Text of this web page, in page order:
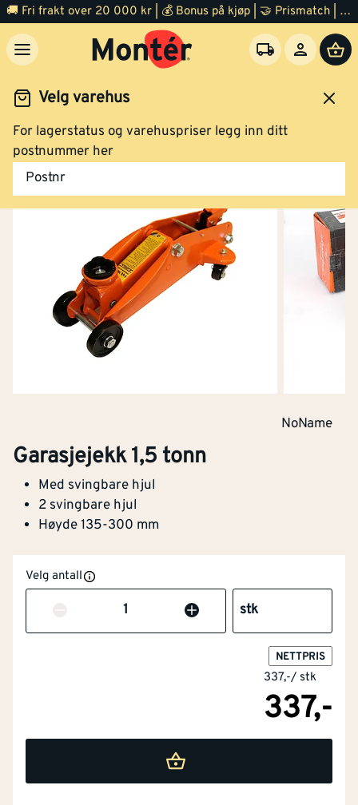
🚚 Fri frakt over 20 000 kr | 💰 Bonus på kjøp | 🤝 Prismatch | ⭐ 100% fornøyd garanti | 🏪 140 byggevarehus
Velg varehus
For lagerstatus og varehuspriser legg inn ditt
postnummer her
Postnr
Jernvare Bil og båtutstyr
NoName
Garasjejekk 1,5 tonn
Med svingbare hjul
2 svingbare hjul
Høyde 135-300 mm
Velg antall
Antall stk
NETTPRIS
337,-/ stk
337,-